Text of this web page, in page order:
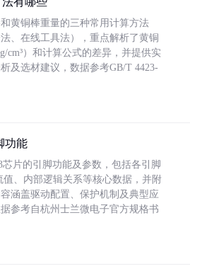
黄铜棒重量的三种常用计算方法
法、在线工具法），重点解析了黄铜
cm³）和计算公式的差异，并提供实
及选材建议，数据参考GB/T 4423-
功能
芯片的引脚功能及参数，包括各引脚
值、内部逻辑关系等核心数据，并附
涵盖驱动配置、保护机制及典型应
参考自杭州士兰微电子官方规格书